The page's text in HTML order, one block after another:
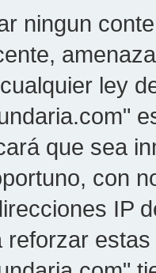
ningun
ley
que sea
con
IP
reforzar